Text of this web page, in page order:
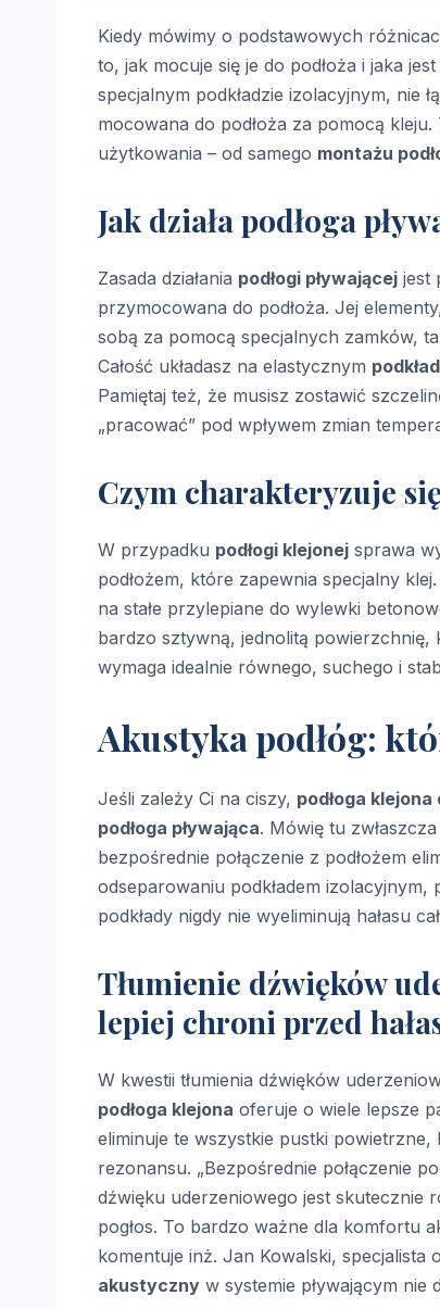
Kiedy mówimy o podstawowych
to, jak mocuje się je do podłoża i jaka
specjalnym podkładzie izolacyjnym, nie
mocowana do podłoża za pomocą
użytkowania – od samego montażu
Jak działa podłoga
Zasada działania podłogi pływającej jest
przymocowana do podłoża. Jej
sobą za pomocą specjalnych zamków,
Całość układasz na elastycznym
Pamiętaj też, że musisz zostawić
„pracować” pod wpływem zmian
Czym charakteryzuje
W przypadku podłogi klejonej sprawa
podłożem, które zapewnia specjalny
na stałe przylepiane do wylewki
bardzo sztywną, jednolitą
wymaga idealnie równego, suchego i
Akustyka podłóg:
Jeśli zależy Ci na ciszy, podłoga klejona
podłoga pływająca. Mówię tu
bezpośrednie połączenie z podłożem
odseparowaniu podkładem izolacyjnym,
podkłady nigdy nie wyeliminują hałasu
Tłumienie dźwięków
lepiej chroni przed
W kwestii tłumienia dźwięków
podłoga klejona oferuje o wiele lepsze
eliminuje te wszystkie pustki powietrzne,
rezonansu. „Bezpośrednie połączenie
dźwięku uderzeniowego jest skutecznie
pogłos. To bardzo ważne dla komfortu
komentuje inż. Jan Kowalski, specjalista
akustyczny w systemie pływającym nie